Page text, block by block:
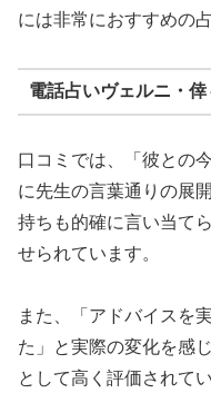
には非常におすすめの
電話占いヴェルニ・
口コミでは、「彼との
に先生の言葉通りの展
持ちも的確に言い当て
せられています。
また、「アドバイスを
た」と実際の変化を感
として高く評価されてい